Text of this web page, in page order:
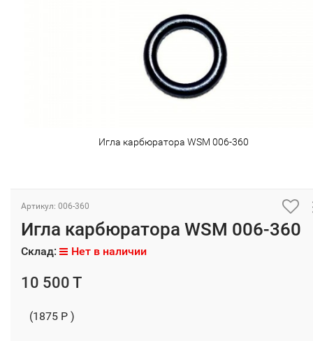
Игла карбюратора WSM 006-360
Артикул: 006-360
Игла карбюратора WSM 006-360
Склад: Нет в наличии
10 500 T
(1875 P )